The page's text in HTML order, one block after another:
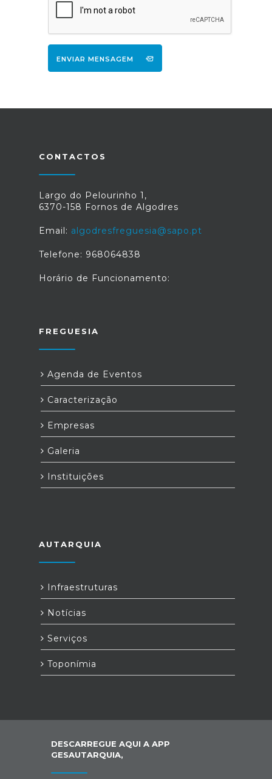
ENVIAR MENSAGEM
CONTACTOS
Largo do Pelourinho 1,
6370-158 Fornos de Algodres
Email: algodresfreguesia@sapo.pt
Telefone: 968064838
Horário de Funcionamento:
FREGUESIA
Agenda de Eventos
Caracterização
Empresas
Galeria
Instituições
AUTARQUIA
Infraestruturas
Notícias
Serviços
Toponímia
DESCARREGUE AQUI A APP
GESAUTARQUIA,